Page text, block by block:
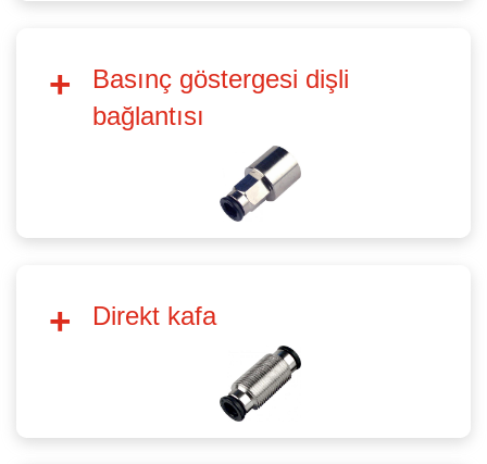
Basınç göstergesi dişli
bağlantısı
Direkt kafa